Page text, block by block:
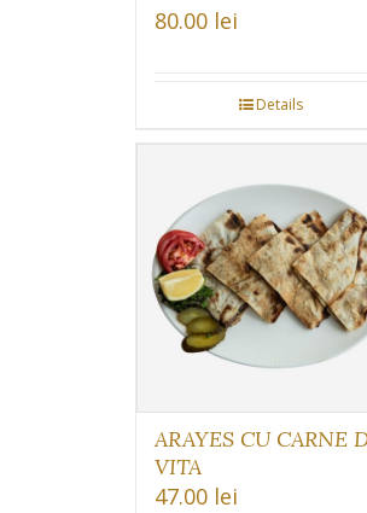
80.00 lei
Details
ARAYES CU CARNE
VITA
47.00 lei